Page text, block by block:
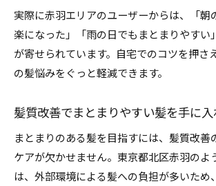
実際に赤羽エリアのユーザーからは、「朝
楽になった」「雨の日でもまとまりやすい
が寄せられています。自宅でのコツを押さ
の髪悩みをぐっと軽減できます。
髪質改善でまとまりやすい髪を手に入
まとまりのある髪を目指すには、髪質改善
ケアが欠かせません。東京都北区赤羽のよ
は、外部環境による髪への負担が多いため